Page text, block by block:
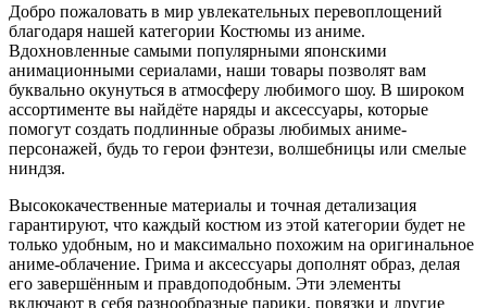
Добро пожаловать в мир увлекательных перевоплощений
благодаря нашей категории Костюмы из аниме.
Вдохновленные самыми популярными японскими
анимационными сериалами, наши товары позволят вам
буквально окунуться в атмосферу любимого шоу. В широком
ассортименте вы найдёте наряды и аксессуары, которые
помогут создать подлинные образы любимых аниме-
персонажей, будь то герои фэнтези, волшебницы или смелые
ниндзя.
Высококачественные материалы и точная детализация
гарантируют, что каждый костюм из этой категории будет не
только удобным, но и максимально похожим на оригинальное
аниме-облачение. Грима и аксессуары дополнят образ, делая
его завершённым и правдоподобным. Эти элементы
включают в себя разнообразные парики, повязки и другие